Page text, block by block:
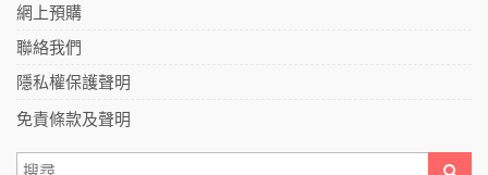
網上預購
聯絡我們
隱私權保護聲明
免責條款及聲明